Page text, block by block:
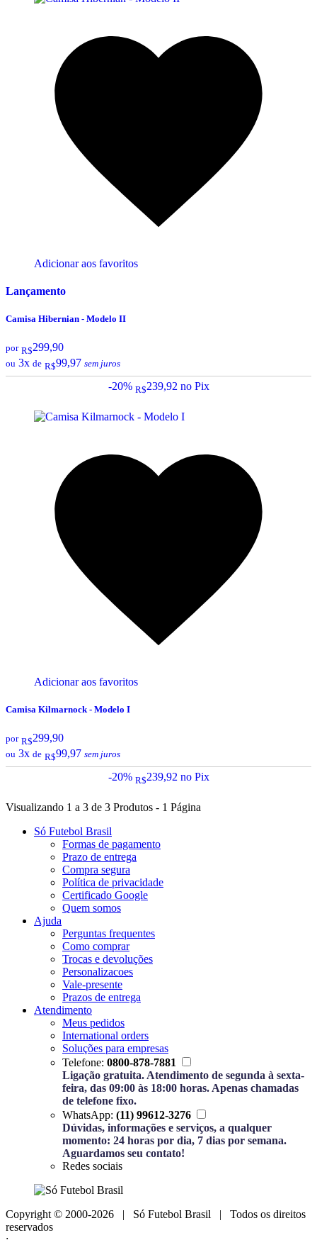
Adicionar aos favoritos
Lançamento
Camisa Hibernian - Modelo II
por R$299,90
ou 3x de R$99,97 sem juros
-20% R$239,92 no Pix
Adicionar aos favoritos
Camisa Kilmarnock - Modelo I
por R$299,90
ou 3x de R$99,97 sem juros
-20% R$239,92 no Pix
Visualizando 1 a 3 de 3 Produtos - 1 Página
Só Futebol Brasil
Formas de pagamento
Prazo de entrega
Compra segura
Política de privacidade
Certificado Google
Quem somos
Ajuda
Perguntas frequentes
Como comprar
Trocas e devoluções
Personalizacoes
Vale-presente
Prazos de entrega
Atendimento
Meus pedidos
International orders
Soluções para empresas
Telefone: 0800-878-7881
Ligação gratuita. Atendimento de segunda à sexta-
feira, das 09:00 às 18:00 horas. Apenas chamadas
de telefone fixo.
WhatsApp: (11) 99612-3276
Dúvidas, informações e serviços, a qualquer
momento: 24 horas por dia, 7 dias por semana.
Aguardamos seu contato!
Redes sociais
Copyright © 2000-2026 | Só Futebol Brasil | Todos os direitos
reservados